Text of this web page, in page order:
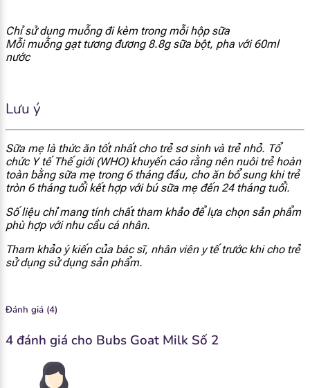
[popup_anything
id="1922"]
97 mcg
id="1923"]
[popup_anything
id="1924"]
550 mcg
[popup_anything
id="1925"]
[popup_anything
id="1926"]
59 mcg
id="1929"]
[popup_anything
14 mcg
Chỉ sử dụng muỗng đi kèm trong mỗi hộp sữa
Mỗi muỗng gạt tương đương 8.8g sữa bột, pha với 60ml
nước
Lưu ý
Sữa mẹ là thức ăn tốt nhất cho trẻ sơ sinh và trẻ nhỏ. Tổ
chức Y tế Thế giới (WHO) khuyến cáo rằng nên nuôi trẻ hoàn
toàn bằng sữa mẹ trong 6 tháng đầu, cho ăn bổ sung khi trẻ
tròn 6 tháng tuổi kết hợp với bú sữa mẹ đến 24 tháng tuổi.
Số liệu chỉ mang tính chất tham khảo để lựa chọn sản phẩm
phù hợp với nhu cầu cá nhân.
Tham khảo ý kiến của bác sĩ, nhân viên y tế trước khi cho trẻ
sử dụng sử dụng sản phẩm.
Đánh giá (4)
4 đánh giá cho Bubs Goat Milk Số 2